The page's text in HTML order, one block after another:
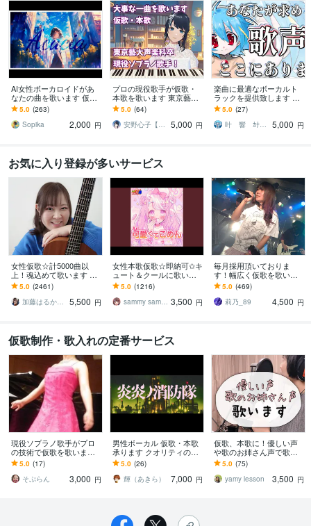
AI女性ボーカロイドがあ
なたの曲を歌います 仮
歌、本歌OK・SunoAI対
応・次世代歌入れサービ
ス！
5.0 (263)
Sopika
2,000 円
プロの現役歌手が仮歌・
本歌を歌います 東京藝術
大学声楽科卒業！あなた
の大事な一曲を歌います
5.0 (64)
安野心子【安心さん】
5,000 円
楽曲に最適なボーカルト
ラックを提供致します 最
短即日納品可能！ピッチ
リズム修正済みでお渡し
出来ます
5.0 (27)
叶 響 ｶﾅｴ ﾋﾋﾞｷ
5,000 円
お気に入り登録が多いサービス
女性仮歌☆計5000曲以
上！魂込めて歌います エ
ディットが楽♪すぐ提出可
能♪毎月採用♪テレビ出演
有♪
5.0 (2461)
加藤はるか_Sing
5,500 円
女性本歌仮歌☆即納可✩キ
ュート＆クールに歌いま
す アイドルアニソン得意
です、毎月採用報告有
り！(作詞も可)
5.0 (1216)
sammy sammy 3,500 円
毎月採用頂いておりま
す！幅広く仮歌を歌いま
す アニソン、歌物系、パ
ワフルな楽曲の仮歌が得
意！
5.0 (469)
莉乃_89
4,500 円
仮歌制作・歌入れの定番サービス
現役ソプラノ歌手がプロ
の技術で仮歌を歌います
楽譜のみでOK！ポップ
ス、アニソン、クラシッ
クなど幅広く！
5.0 (17)
そぷらん
3,000 円
男性ボーカル 仮歌・本歌
承ります クオリティの高
い歌・エディット込み
5.0 (26)
輝（あきら）
7,000 円
仮歌、本歌に！優しい声
や歌のお姉さん声で歌い
ます 手嶌葵、uruのような
柔らかい声、歌のお姉さ
ん調など可能
5.0 (75)
yamy lesson
3,500 円